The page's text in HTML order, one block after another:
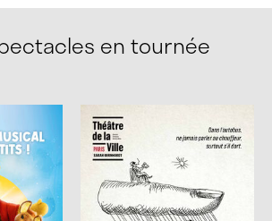
en tournée